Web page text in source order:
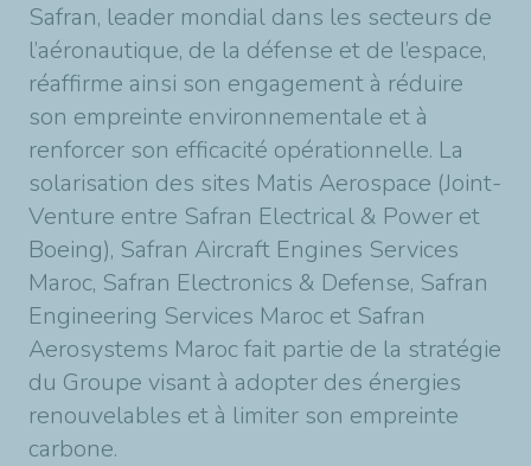
Safran, leader mondial dans les secteurs de
l’aéronautique, de la défense et de l’espace,
réaffirme ainsi son engagement à réduire
son empreinte environnementale et à
renforcer son efficacité opérationnelle. La
solarisation des sites Matis Aerospace (Joint-
Venture entre Safran Electrical & Power et
Boeing), Safran Aircraft Engines Services
Maroc, Safran Electronics & Defense, Safran
Engineering Services Maroc et Safran
Aerosystems Maroc fait partie de la stratégie
du Groupe visant à adopter des énergies
renouvelables et à limiter son empreinte
carbone.